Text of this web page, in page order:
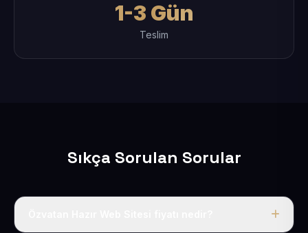
1-3 Gün
Teslim
Sıkça Sorulan Sorular